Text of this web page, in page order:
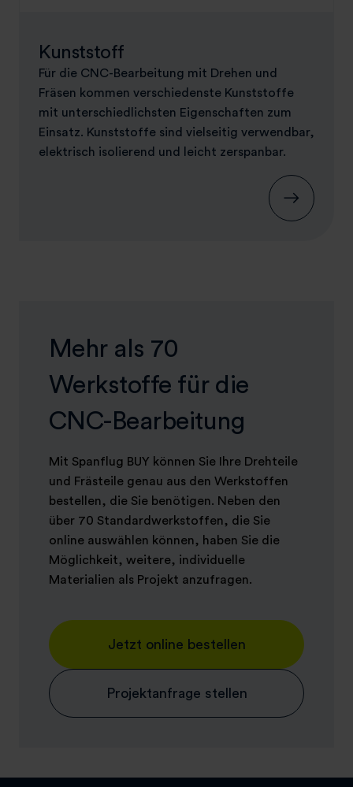
Kunststoff
Für die CNC-Bearbeitung mit Drehen und
Fräsen kommen verschiedenste Kunststoffe
mit unterschiedlichsten Eigenschaften zum
Einsatz. Kunststoffe sind vielseitig verwendbar,
elektrisch isolierend und leicht zerspanbar.
Mehr als 70
Werkstoffe für die
CNC-Bearbeitung
Mit Spanflug BUY können Sie Ihre Drehteile
und Frästeile genau aus den Werkstoffen
bestellen, die Sie benötigen. Neben den
über 70 Standardwerkstoffen, die Sie
online auswählen können, haben Sie die
Möglichkeit, weitere, individuelle
Materialien als Projekt anzufragen.
Jetzt online bestellen
Projektanfrage stellen